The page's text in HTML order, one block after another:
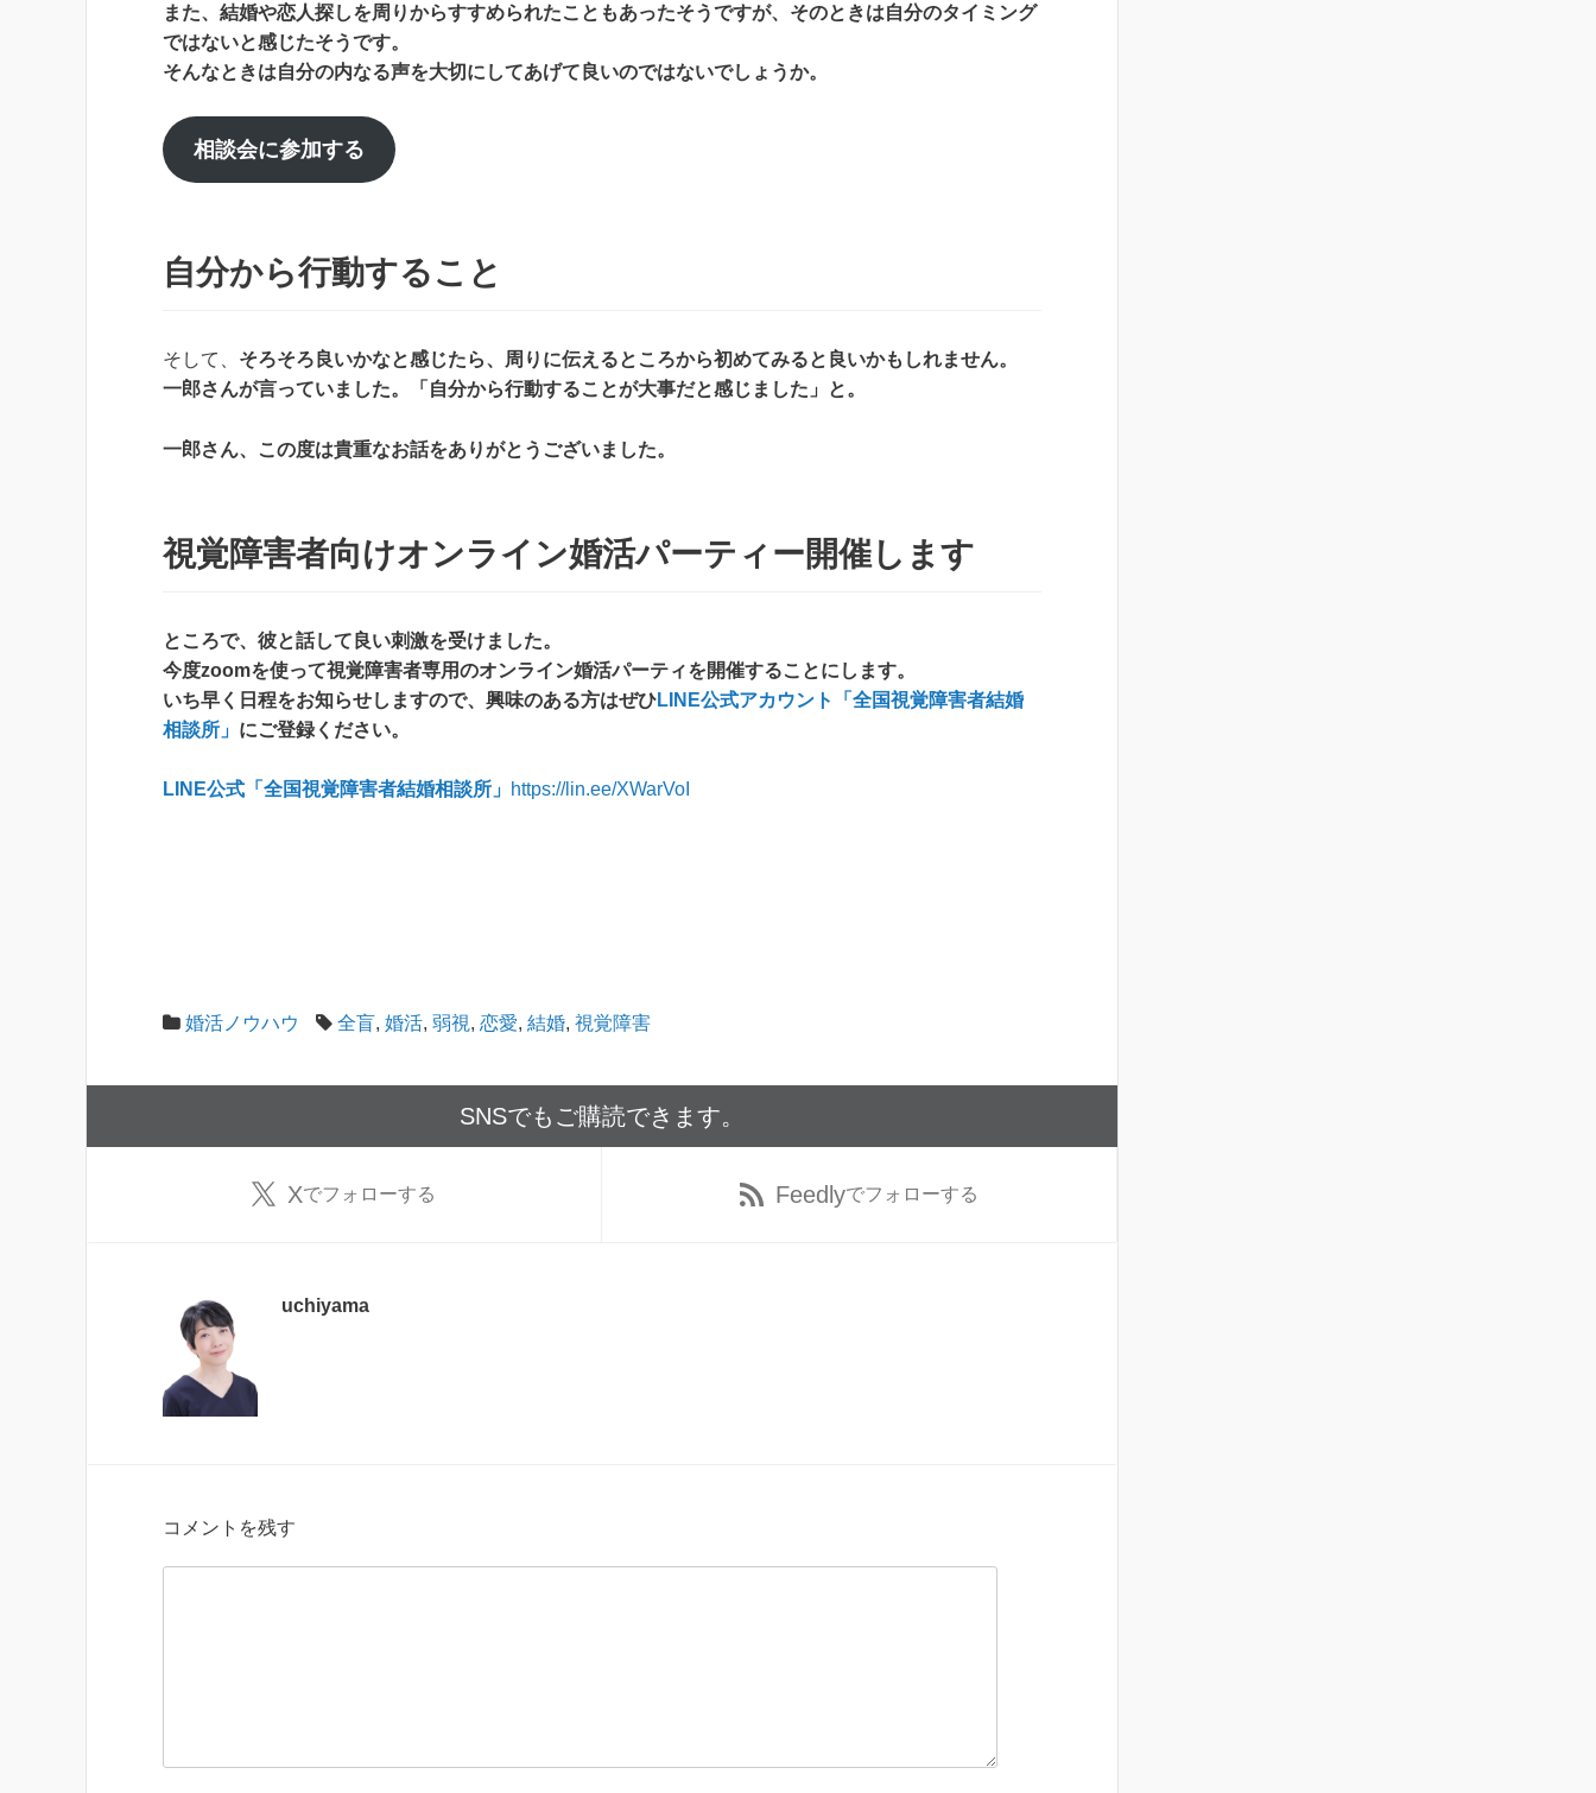
また、結婚や恋人探しを周りからすすめられたこともあったそうですが、そのときは自分のタイミング
ではないと感じたそうです。
そんなときは自分の内なる声を大切にしてあげて良いのではないでしょうか。
相談会に参加する
自分から行動すること
そして、 そろそろ良いかなと感じたら、周りに伝えるところから初めてみると良いかもしれません。
一郎さんが言っていました。「自分から行動することが大事だと感じました」と。
一郎さん、この度は貴重なお話をありがとうございました。
視覚障害者向けオンライン婚活パーティー開催します
ところで、彼と話して良い刺激を受けました。
今度zoomを使って視覚障害者専用のオンライン婚活パーティを開催することにします。
いち早く日程をお知らせしますので、興味のある方はぜひLINE公式アカウント「全国視覚障害者結婚
相談所」 にご登録ください。
LINE公式「全国視覚障害者結婚相談所」 https://lin.ee/XWarVoI
婚活ノウハウ 全盲, 婚活, 弱視, 恋愛, 結婚, 視覚障害
SNSでもご購読できます。
Xでフォローする Feedlyでフォローする
uchiyama
コメントを残す